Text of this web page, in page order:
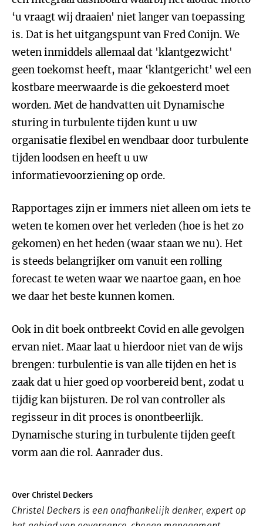
‘u vraagt wij draaien' niet langer van toepassing
is. Dat is het uitgangspunt van Fred Conijn. We
weten inmiddels allemaal dat 'klantgezwicht'
geen toekomst heeft, maar ‘klantgericht' wel een
kostbare meerwaarde is die gekoesterd moet
worden. Met de handvatten uit Dynamische
sturing in turbulente tijden kunt u uw
organisatie flexibel en wendbaar door turbulente
tijden loodsen en heeft u uw
informatievoorziening op orde.
Rapportages zijn er immers niet alleen om iets te
weten te komen over het verleden (hoe is het zo
gekomen) en het heden (waar staan we nu). Het
is steeds belangrijker om vanuit een rolling
forecast te weten waar we naartoe gaan, en hoe
we daar het beste kunnen komen.
Ook in dit boek ontbreekt Covid en alle gevolgen
ervan niet. Maar laat u hierdoor niet van de wijs
brengen: turbulentie is van alle tijden en het is
zaak dat u hier goed op voorbereid bent, zodat u
tijdig kan bijsturen. De rol van controller als
regisseur in dit proces is onontbeerlijk.
Dynamische sturing in turbulente tijden geeft
vorm aan die rol. Aanrader dus.
Over Christel Deckers
Christel Deckers is een onafhankelijk denker, expert op